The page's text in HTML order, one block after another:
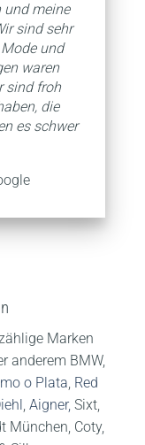
und meine
sind sehr
und
waren
sind froh
die
es schwer
Marken
anderem BMW,
o Plata, Red
, Aigner, Sixt,
München, Coty,